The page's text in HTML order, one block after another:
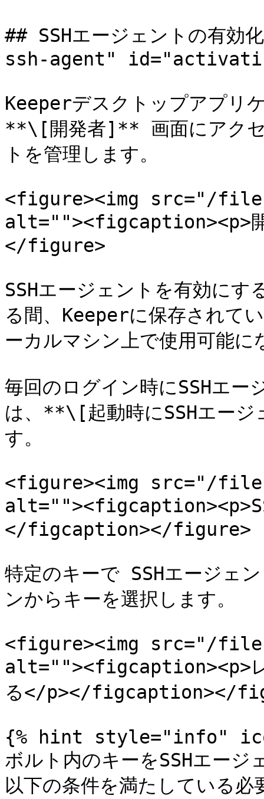
## SSHエージェントの
ssh-agent"
Keeperデスクトップアプ
**\[開発者]** 画面にアクセ
トを管理します。
<figure><img src="/files/
alt=""><figcaption><p>
</figure>
SSHエージェントを有効に
る間、Keeperに保存されて
ーカルマシン上で使用可能に
毎回のログイン時にSSHエー
は、**\[起動時にSSHエー
す。
<figure><img src="/files/
</figcaption></figure>
特定のキーで SSHエージェ
ンからキーを選択します。
<figure><img src="/files/
alt=""><figcaption><p>レ
る</p></figcaption></
{% hint style="info"
ボルト内のキーをSSHエー
以下の条件を満たしている必